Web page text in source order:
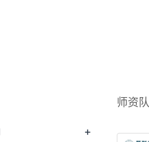
师资
+